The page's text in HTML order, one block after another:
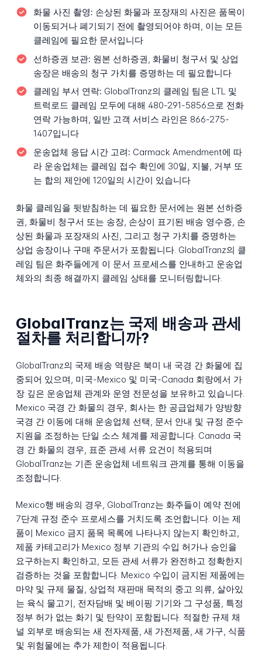
화물 사진 촬영: 손상된 화물과 포장재의 사진은 품목이
이동되거나 폐기되기 전에 촬영되어야 하며, 이는 모든
클레임에 필요한 문서입니다
선하증권 보관: 원본 선하증권, 화물비 청구서 및 상업
송장은 배송의 청구 가치를 증명하는 데 필요합니다
클레임 부서 연락: GlobalTranz의 클레임 팀은 LTL 및
트럭로드 클레임 모두에 대해 480-291-5856으로 전화
연락 가능하며, 일반 고객 서비스 라인은 866-275-
1407입니다
운송업체 응답 시간 고려: Carmack Amendment에 따
라 운송업체는 클레임 접수 확인에 30일, 지불, 거부 또
는 합의 제안에 120일의 시간이 있습니다
화물 클레임을 뒷받침하는 데 필요한 문서에는 원본 선하증
권, 화물비 청구서 또는 송장, 손상이 표기된 배송 영수증, 손
상된 화물과 포장재의 사진, 그리고 청구 가치를 증명하는
상업 송장이나 구매 주문서가 포함됩니다. GlobalTranz의 클
레임 팀은 화주들에게 이 문서 프로세스를 안내하고 운송업
체와의 최종 해결까지 클레임 상태를 모니터링합니다.
GlobalTranz는 국제 배송과 관세
절차를 처리합니까?
GlobalTranz의 국제 배송 역량은 북미 내 국경 간 화물에 집
중되어 있으며, 미국-Mexico 및 미국-Canada 회랑에서 가
장 깊은 운송업체 관계와 운영 전문성을 보유하고 있습니다.
Mexico 국경 간 화물의 경우, 회사는 한 공급업체가 양방향
국경 간 이동에 대해 운송업체 선택, 문서 안내 및 규정 준수
지원을 조정하는 단일 소스 체계를 제공합니다. Canada 국
경 간 화물의 경우, 표준 관세 서류 요건이 적용되며
GlobalTranz는 기존 운송업체 네트워크 관계를 통해 이동을
조정합니다.
Mexico행 배송의 경우, GlobalTranz는 화주들이 예약 전에
7단계 규정 준수 프로세스를 거치도록 조언합니다. 이는 제
품이 Mexico 금지 품목 목록에 나타나지 않는지 확인하고,
제품 카테고리가 Mexico 정부 기관의 수입 허가나 승인을
요구하는지 확인하고, 모든 관세 서류가 완전하고 정확한지
검증하는 것을 포함합니다. Mexico 수입이 금지된 제품에는
마약 및 규제 물질, 상업적 재판매 목적의 중고 의류, 살아있
는 육식 물고기, 전자담배 및 베이핑 기기와 그 구성품, 특정
정부 허가 없는 화기 및 탄약이 포함됩니다. 적절한 규제 채
널 외부로 배송되는 새 전자제품, 새 가전제품, 새 가구, 식품
및 위험물에는 추가 제한이 적용됩니다.